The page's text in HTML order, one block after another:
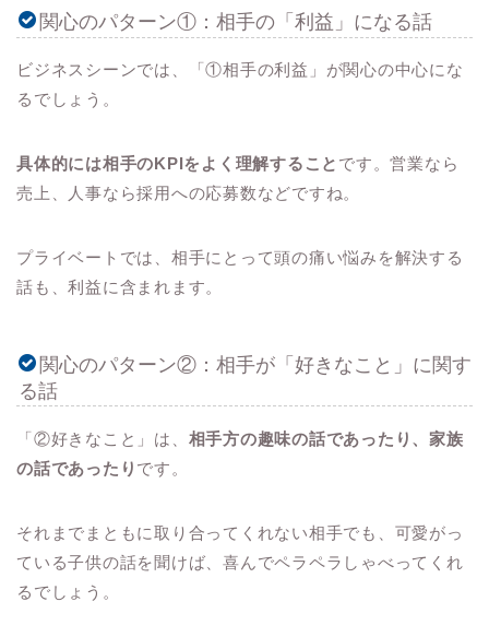
関心のパターン①：相手の「利益」になる話
ビジネスシーンでは、「①相手の利益」が関心の中心にな
るでしょう。
具体的には相手のKPIをよく理解すること です。営業なら
売上、人事なら採用への応募数などですね。
プライベートでは、相手にとって頭の痛い悩みを解決する
話も、利益に含まれます。
関心のパターン②：相手が「好きなこと」に関す
る話
「②好きなこと」は、 相手方の趣味の話であったり、家族
の話であったり です。
それまでまともに取り合ってくれない相手でも、可愛がっ
ている子供の話を聞けば、喜んでペラペラしゃべってくれ
るでしょう。